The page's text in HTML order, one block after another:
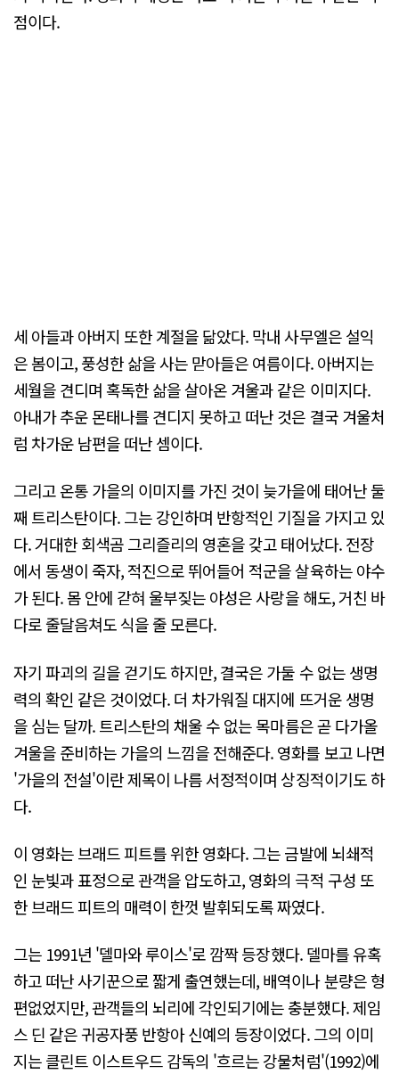
점이다.
세 아들과 아버지 또한 계절을 닮았다. 막내 사무엘은 설익
은 봄이고, 풍성한 삶을 사는 맏아들은 여름이다. 아버지는
세월을 견디며 혹독한 삶을 살아온 겨울과 같은 이미지다.
아내가 추운 몬태나를 견디지 못하고 떠난 것은 결국 겨울처
럼 차가운 남편을 떠난 셈이다.
그리고 온통 가을의 이미지를 가진 것이 늦가을에 태어난 둘
째 트리스탄이다. 그는 강인하며 반항적인 기질을 가지고 있
다. 거대한 회색곰 그리즐리의 영혼을 갖고 태어났다. 전장
에서 동생이 죽자, 적진으로 뛰어들어 적군을 살육하는 야수
가 된다. 몸 안에 갇혀 울부짖는 야성은 사랑을 해도, 거친 바
다로 줄달음쳐도 식을 줄 모른다.
자기 파괴의 길을 걷기도 하지만, 결국은 가둘 수 없는 생명
력의 확인 같은 것이었다. 더 차가워질 대지에 뜨거운 생명
을 심는 달까. 트리스탄의 채울 수 없는 목마름은 곧 다가올
겨울을 준비하는 가을의 느낌을 전해준다. 영화를 보고 나면
'가을의 전설'이란 제목이 나름 서정적이며 상징적이기도 하
다.
이 영화는 브래드 피트를 위한 영화다. 그는 금발에 뇌쇄적
인 눈빛과 표정으로 관객을 압도하고, 영화의 극적 구성 또
한 브래드 피트의 매력이 한껏 발휘되도록 짜였다.
그는 1991년 '델마와 루이스'로 깜짝 등장했다. 델마를 유혹
하고 떠난 사기꾼으로 짧게 출연했는데, 배역이나 분량은 형
편없었지만, 관객들의 뇌리에 각인되기에는 충분했다. 제임
스 딘 같은 귀공자풍 반항아 신예의 등장이었다. 그의 이미
지는 클린트 이스트우드 감독의 '흐르는 강물처럼'(1992)에